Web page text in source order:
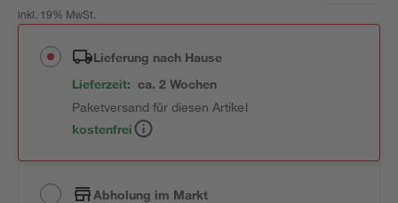
inkl. 19% MwSt.
Lieferung nach Hause
Lieferzeit: ca. 2 Wochen
Paketversand für diesen Artikel
kostenfrei
Abholung im Markt